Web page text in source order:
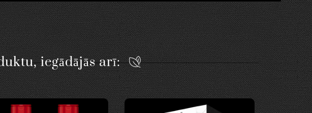
iegādājās arī: